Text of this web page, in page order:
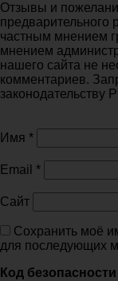
Отзывы и
предварительного
частным мнением
мнением
нашего сайта не
комментариев.
законодательству
Имя *
Email *
Сайт
Сохранить моё
для последующих
Код безопасности